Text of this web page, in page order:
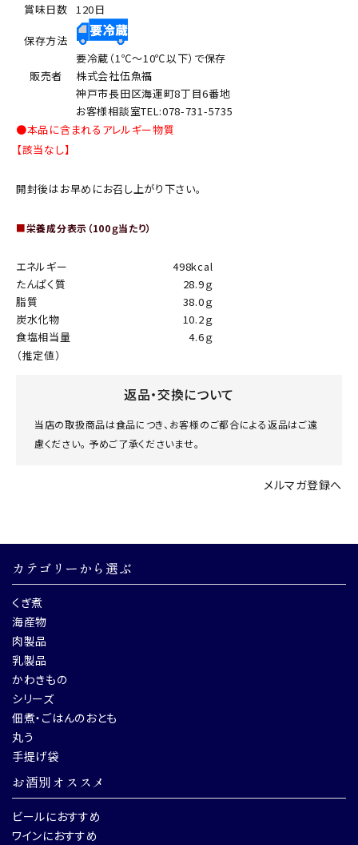
賞味日数
120日
保存方法
要冷蔵（1℃～10℃以下）で保存
販売者
株式会社伍魚福
神戸市長田区海運町8丁目6番地
お客様相談室TEL:078-731-5735
●本品に含まれるアレルギー物質
【該当なし】
開封後はお早めにお召し上がり下さい。
■栄養成分表示（100ｇ当たり）
エネルギー
498kcal
たんぱく質
28.9ｇ
脂質
38.0ｇ
炭水化物
10.2ｇ
食塩相当量
4.6ｇ
（推定値）
返品・交換について
当店の取扱商品は食品につき、お客様のご都合による返品はご遠
慮ください。 予めご了承くださいませ。
メルマガ登録へ
カテゴリーから選ぶ
くぎ煮
海産物
肉製品
乳製品
かわきもの
シリーズ
佃煮・ごはんのおとも
丸う
手提げ袋
お酒別オススメ
ビールにおすすめ
ワインにおすすめ